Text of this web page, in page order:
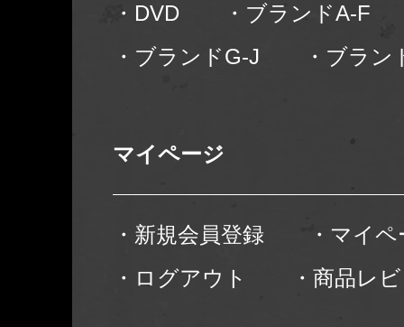
・DVD
・ブランドA-F
・ブランドG-J
・ブラン
マイページ
・新規会員登録
・マイ
・ログアウト
・商品レ